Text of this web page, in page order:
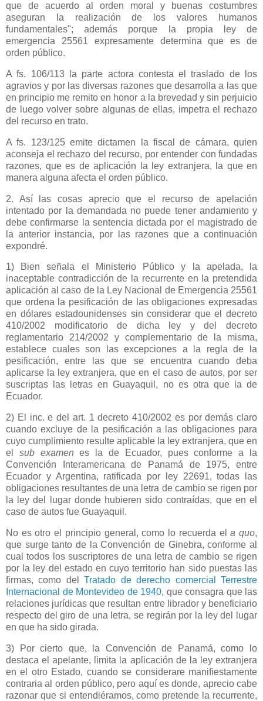
que de acuerdo al orden moral y buenas costumbres
aseguran la realización de los valores humanos
fundamentales"; además porque la propia ley de
emergencia 25561 expresamente determina que es de
orden público.
A fs. 106/113 la parte actora contesta el traslado de los
agravios y por las diversas razones que desarrolla a las que
en principio me remito en honor a la brevedad y sin perjuicio
de luego volver sobre algunas de ellas, impetra el rechazo
del recurso en trato.
A fs. 123/125 emite dictamen la fiscal de cámara, quien
aconseja el rechazo del recurso, por entender con fundadas
razones, que es de aplicación la ley extranjera, la que en
manera alguna afecta el orden público.
2. Así las cosas aprecio que el recurso de apelación
intentado por la demandada no puede tener andamiento y
debe confirmarse la sentencia dictada por el magistrado de
la anterior instancia, por las razones que a continuación
expondré.
1) Bien señala el Ministerio Público y la apelada, la
inaceptable contradicción de la recurrente en la pretendida
aplicación al caso de la Ley Nacional de Emergencia 25561
que ordena la pesificación de las obligaciones expresadas
en dólares estadounidenses sin considerar que el decreto
410/2002 modificatorio de dicha ley y del decreto
reglamentario 214/2002 y complementario de la misma,
establece cuales son las excepciones a la regla de la
pesificación, entre las que se encuentra cuando deba
aplicarse la ley extranjera, que en el caso de autos, por ser
suscriptas las letras en Guayaquil, no es otra que la de
Ecuador.
2) El inc. e del art. 1 decreto 410/2002 es por demás claro
cuando excluye de la pesificación a las obligaciones para
cuyo cumplimiento resulte aplicable la ley extranjera, que en
el sub examenes la de Ecuador, pues conforme a
la
Convención Interamericana de Panamá de 1975, entre
Ecuador y Argentina, ratificada por ley 22691, todas las
obligaciones resultantes de una letra de cambio se rigen por
la ley del lugar donde hubieren sido contraídas, que en el
caso de autos fue Guayaquil.
No es otro el principio general, como lo recuerda ela quo,
que surge tanto de la Convención de Ginebra, conforme al
cual todos los suscriptores de una letra de cambio se rigen
por la ley del estado en cuyo territorio han sido puestas las
firmas, como delTratado de derecho comercial Terrestre
Internacional de Montevideo de 1940, que consagra que las
relaciones jurídicas que resultan entre librador y beneficiario
respecto del giro de una letra, se regirán por la ley del lugar
en que ha sido girada.
3) Por cierto que, la Convención de Panamá, como lo
destaca el apelante, limita la aplicación de la ley extranjera
en el otro Estado, cuando se considerare manifiestamente
contraria al orden público, pero aquí es donde, aprecio cabe
razonar que si entendiéramos, como pretende la recurrente,